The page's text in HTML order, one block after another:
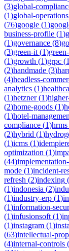
(3)global-
(1)global-operations
(76)google (1)
business-profile (1)
(1)governance (8)
(3)green-it (1)
(1)growth (1)grpc (1
(2)handmade (3)
(4)headless-
analytics (1)
(1)hetzner(1)
(2)home-goods (1)
(1)hotel-
compliance (1)hrms
(2)hybrid (1)
(1)icms (1)
optimization (1)
(44)
mode (1)incident-
refresh (2)indexing (
(1)indonesia (2)
(1)industry-erp (1)
(1)information-
(1)infusionsoft (1)
(1)instagram (1)
(63)intellectual-
(4)internal-controls (